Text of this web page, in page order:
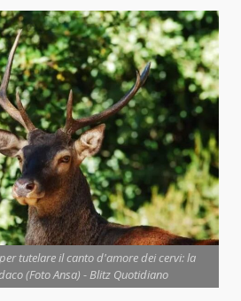
tutelare il canto d'amore dei cervi: la
(Foto Ansa) - Blitz Quotidiano